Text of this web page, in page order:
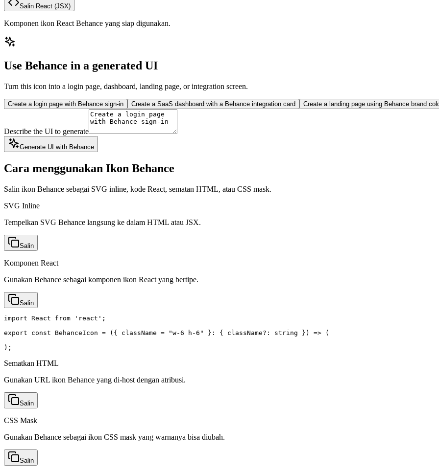
Salin React (JSX)
Komponen ikon React Behance yang siap digunakan.
Use Behance in a generated UI
Turn this icon into a login page, dashboard, landing page, or integration screen.
Create a login page with Behance sign-in Create a SaaS dashboard with a Behance integration card Create a landing page using Behance brand
Describe the UI to generate
Generate UI with Behance
Cara menggunakan Ikon Behance
Salin ikon Behance sebagai SVG inline, kode React, sematan HTML, atau CSS mask.
SVG Inline
Tempelkan SVG Behance langsung ke dalam HTML atau JSX.
Salin
Komponen React
Gunakan Behance sebagai komponen ikon React yang bertipe.
Salin
import React from 'react';
export const BehanceIcon = ({ className = "w-6 h-6" }: { className?: string }) => (
);
Sematkan HTML
Gunakan URL ikon Behance yang di-host dengan atribusi.
Salin
CSS Mask
Gunakan Behance sebagai ikon CSS mask yang warnanya bisa diubah.
Salin